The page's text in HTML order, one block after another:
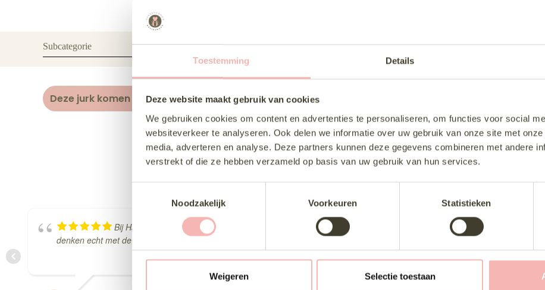
Toestemming Details
Deze website maakt gebruik van cookies
We gebruiken cookies om content en advertenties te personaliseren, om functies voor social
websiteverkeer te analyseren. Ook delen we informatie over uw gebruik van onze site met
media, adverteren en analyse. Deze partners kunnen deze gegevens combineren met andere
verstrekt of die ze hebben verzameld op basis van uw gebruik van hun services.
s
Noodzakelijk Voorkeuren Statistieken
Weigeren Selectie toestaan
Subcategorie Sieraden
Deze jurk komen passen Delen via Whats-App
Bij Hartenvrouw had ik echt een fantastische ervaring als gast van de toekomstige bruid! De jurken zijn prachtig
denken echt met de bruid mee en nemen alle tijd om ervoor te zorgen ...